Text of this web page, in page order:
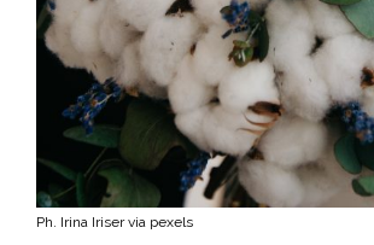
Ph. Irina Iriser via pexels